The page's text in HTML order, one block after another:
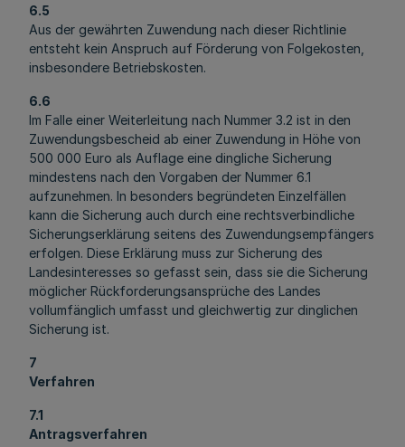
6.5
Aus der gewährten Zuwendung nach dieser Richtlinie
entsteht kein Anspruch auf Förderung von Folgekosten,
insbesondere Betriebskosten.
6.6
Im Falle einer Weiterleitung nach Nummer 3.2 ist in den
Zuwendungsbescheid ab einer Zuwendung in Höhe von
500 000 Euro als Auflage eine dingliche Sicherung
mindestens nach den Vorgaben der Nummer 6.1
aufzunehmen. In besonders begründeten Einzelfällen
kann die Sicherung auch durch eine rechtsverbindliche
Sicherungserklärung seitens des Zuwendungsempfängers
erfolgen. Diese Erklärung muss zur Sicherung des
Landesinteresses so gefasst sein, dass sie die Sicherung
möglicher Rückforderungsansprüche des Landes
vollumfänglich umfasst und gleichwertig zur dinglichen
Sicherung ist.
7
Verfahren
7.1
Antragsverfahren